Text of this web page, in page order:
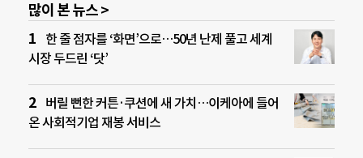
많이 본 뉴스 >
한 줄 점자를 ‘화면’으로…50년 난제 풀고 세계
시장 두드린 ‘닷’
버릴 뻔한 커튼·쿠션에 새 가치…이케아에 들어
온 사회적기업 재봉 서비스